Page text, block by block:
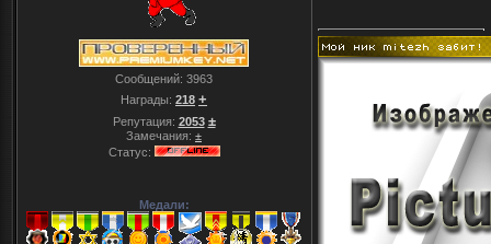
Сообщений: 3963
Награды: 218 +
Репутация: 2053 ±
Замечания: ±
Статус:
Медали: